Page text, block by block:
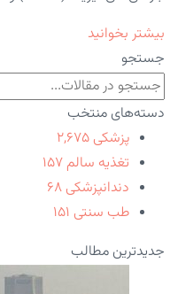
بیشتر بخوانید
جستجو
دسته‌های منتخب
پزشکی ۲,۶۷۵
تغذیه سالم ۱۵۷
دندانپزشکی ۶۸
طب سنتی ۱۵۱
جدیدترین مطالب